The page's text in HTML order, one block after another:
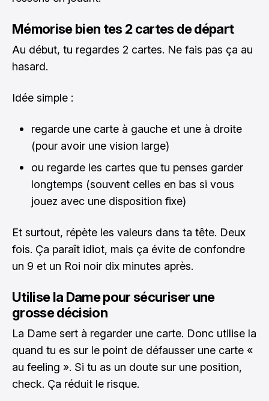
Mémorise bien tes 2 cartes de départ
Au début, tu regardes 2 cartes. Ne fais pas ça au
hasard.
Idée simple :
regarde une carte à gauche et une à droite
(pour avoir une vision large)
ou regarde les cartes que tu penses garder
longtemps (souvent celles en bas si vous
jouez avec une disposition fixe)
Et surtout, répète les valeurs dans ta tête. Deux
fois. Ça paraît idiot, mais ça évite de confondre
un 9 et un Roi noir dix minutes après.
Utilise la Dame pour sécuriser une
grosse décision
La Dame sert à regarder une carte. Donc utilise la
quand tu es sur le point de défausser une carte «
au feeling ». Si tu as un doute sur une position,
check. Ça réduit le risque.